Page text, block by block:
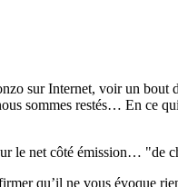
sur Internet, voir un bout
sommes restés… En ce
le net côté émission… "de
qu’il ne vous évoque